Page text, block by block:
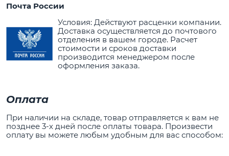
Почта России
Условия: Действуют расценки компании.
Доставка осуществляется до почтового
отделения в вашем городе. Расчет
стоимости и сроков доставки
производится менеджером после
оформления заказа.
Оплата
При наличии на складе, товар отправляется к вам не
позднее 3-х дней после оплаты товара. Произвести
оплату вы можете любым удобным для вас способом: